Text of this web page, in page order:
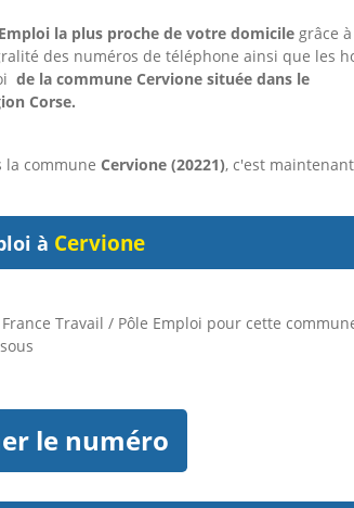
la plus proche de votre domicile grâce
des numéros de téléphone ainsi que les
de la commune Cervione située dans le
Corse.
la commune Cervione (20221), c'est
à Cervione
Travail / Pôle Emploi pour cette
le numéro